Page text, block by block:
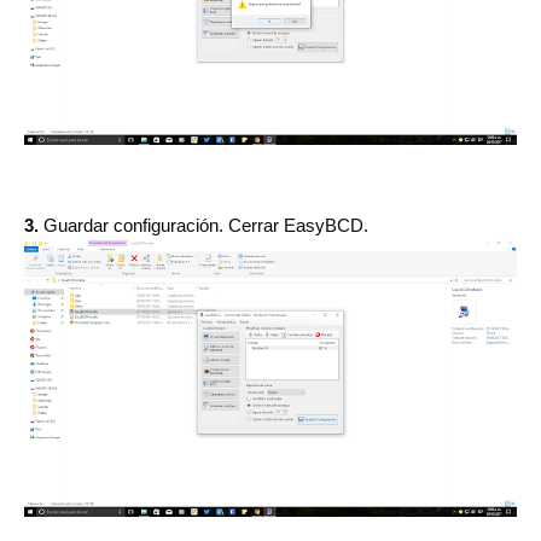
3. Guardar configuración. Cerrar EasyBCD.